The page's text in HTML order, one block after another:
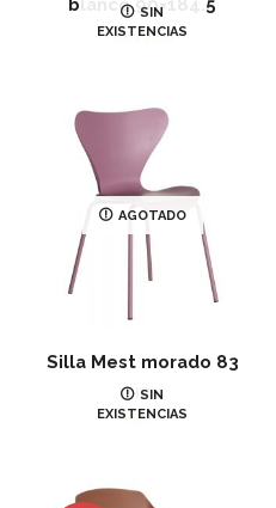
blanco 90×184.5
€619.00
SIN
EXISTENCIAS
AGOTADO
Silla Mest morado 83
IR
€59.00
SIN
EXISTENCIAS